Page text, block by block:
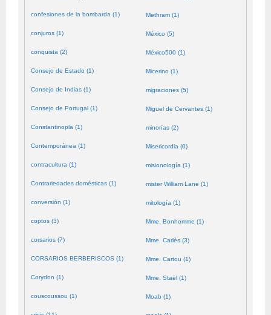
confesiones de la bombarda (1)
conjuros (1)
conquista (2)
Consejo de Estado (1)
Consejo de Indias (1)
Consejo de Portugal (1)
Constantinopla (1)
Contemporánea (1)
contracultura (1)
Contrariedades domésticas (1)
conversión (1)
coptos (3)
corsarios (7)
CORSARIOS BERBERISCOS (1)
Corydon (1)
couscoussou (1)
Methram (1)
México (5)
México500 (1)
Micerino (1)
migraciones (5)
Miguel de Cervantes (1)
minorías (2)
Misericordia (0)
misionología (1)
mister William Lane (1)
mitología (1)
Mme. Bonhomme (1)
Mme. Carlès (3)
Mme. Cartou (1)
Mme. Staël (1)
Moab (1)